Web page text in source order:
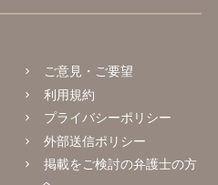
ご意見・ご要望
利用規約
プライバシーポリシー
外部送信ポリシー
掲載をご検討の弁護士の方